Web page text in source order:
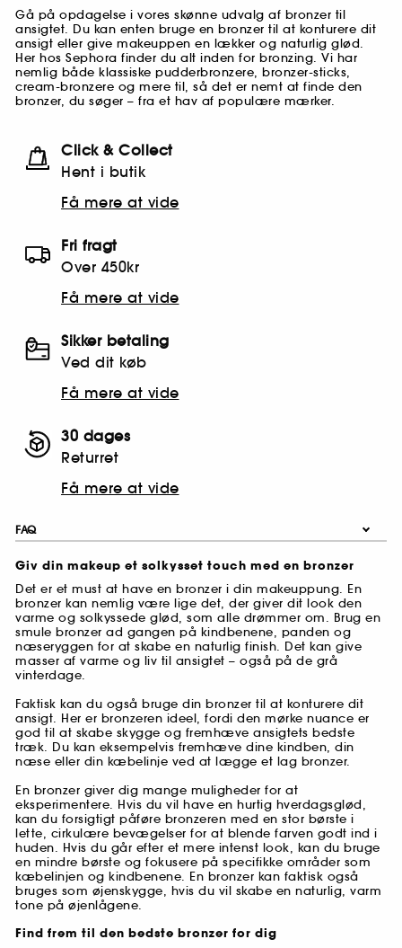
Gå på opdagelse i vores skønne udvalg af bronzer til
ansigtet. Du kan enten bruge en bronzer til at konturere dit
ansigt eller give makeuppen en lækker og naturlig glød.
Her hos Sephora finder du alt inden for bronzing. Vi har
nemlig både klassiske pudderbronzere, bronzer-sticks,
cream-bronzere og mere til, så det er nemt at finde den
bronzer, du søger – fra et hav af populære mærker.
Click & Collect
Hent i butik
Få mere at vide
Fri fragt
Over 450kr
Få mere at vide
Sikker betaling
Ved dit køb
Få mere at vide
30 dages
Returret
Få mere at vide
FAQ
Giv din makeup et solkysset touch med en bronzer
Det er et must at have en bronzer i din makeuppung. En
bronzer kan nemlig være lige det, der giver dit look den
varme og solkyssede glød, som alle drømmer om. Brug en
smule bronzer ad gangen på kindbenene, panden og
næseryggen for at skabe en naturlig finish. Det kan give
masser af varme og liv til ansigtet – også på de grå
vinterdage.
Faktisk kan du også bruge din bronzer til at konturere dit
ansigt. Her er bronzeren ideel, fordi den mørke nuance er
god til at skabe skygge og fremhæve ansigtets bedste
træk. Du kan eksempelvis fremhæve dine kindben, din
næse eller din kæbelinje ved at lægge et lag bronzer.
En bronzer giver dig mange muligheder for at
eksperimentere. Hvis du vil have en hurtig hverdagsglød,
kan du forsigtigt påføre bronzeren med en stor børste i
lette, cirkulære bevægelser for at blende farven godt ind i
huden. Hvis du går efter et mere intenst look, kan du bruge
en mindre børste og fokusere på specifikke områder som
kæbelinjen og kindbenene. En bronzer kan faktisk også
bruges som øjenskygge, hvis du vil skabe en naturlig, varm
tone på øjenlågene.
Find frem til den bedste bronzer for dig